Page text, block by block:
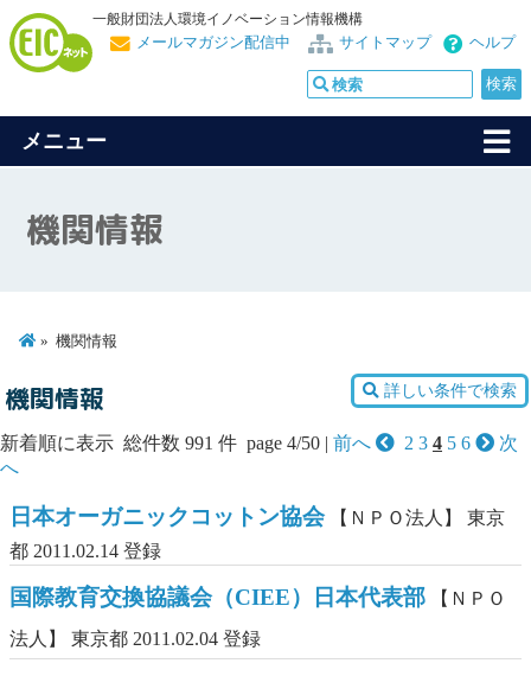
一般財団法人環境イノベーション情報機構
ヘルプ
サイトマップ
メールマガジン配信中
メニュー
機関情報
機関情報
詳しい条件で検索
機関情報
新着順に表示 総件数 991 件 page 4/50 | 前へ 2 3 4 5 6
次
へ
日本オーガニックコットン協会 【ＮＰＯ法人】
東京
都 2011.02.14 登録
国際教育交換協議会（CIEE）日本代表部
【ＮＰＯ
法人】
東京都 2011.02.04 登録